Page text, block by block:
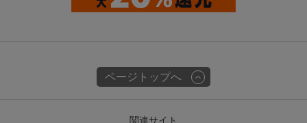
ページトップへ
関連サイト